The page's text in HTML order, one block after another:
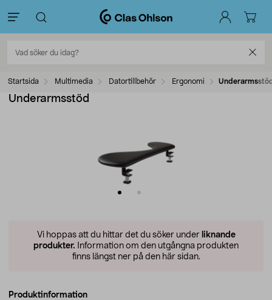
Startsida Multimedia Datortillbehör Ergonomi
Underarmsstöd
Vi hoppas att du hittar det du söker under liknande
produkter. Information om den utgångna produkten
finns längst ner på den här sidan.
Produktinformation